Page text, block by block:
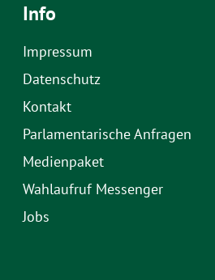
Info
Impressum
Datenschutz
Kontakt
Parlamentarische Anfragen
Medienpaket
Wahlaufruf Messenger
Jobs